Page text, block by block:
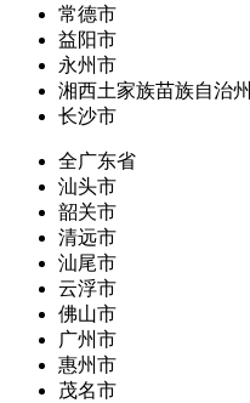
常德市
益阳市
永州市
湘西土家族苗族自治州
长沙市
全广东省
汕头市
韶关市
清远市
汕尾市
云浮市
佛山市
广州市
惠州市
茂名市